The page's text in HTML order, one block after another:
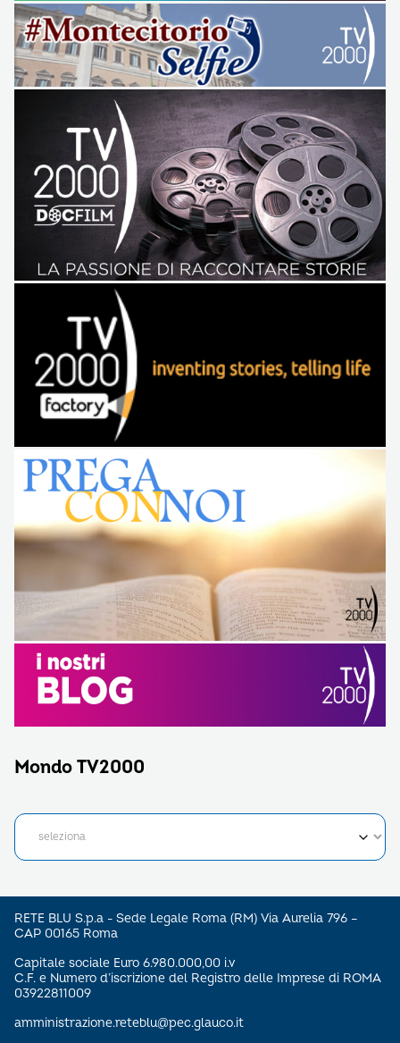
Mondo TV2000
RETE BLU S.p.a - Sede Legale Roma (RM) Via Aurelia 796 –
CAP 00165 Roma
Capitale sociale Euro 6.980.000,00 i.v
C.F. e Numero d’iscrizione del Registro delle Imprese di ROMA
03922811009
amministrazione.reteblu@pec.glauco.it